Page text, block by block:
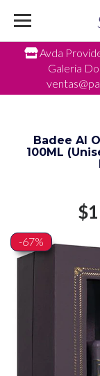
Avda
Galeria
Badee Al
100ML
-67%